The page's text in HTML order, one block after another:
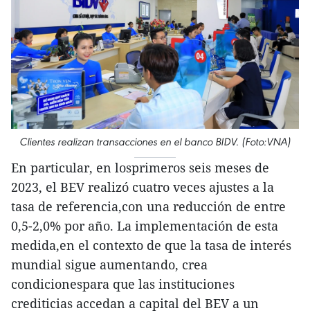
Clientes realizan transacciones en el banco BIDV. (Foto:VNA)
En particular, en losprimeros seis meses de
2023, el BEV realizó cuatro veces ajustes a la
tasa de referencia,con una reducción de entre
0,5-2,0% por año. La implementación de esta
medida,en el contexto de que la tasa de interés
mundial sigue aumentando, crea
condicionespara que las instituciones
crediticias accedan a capital del BEV a un